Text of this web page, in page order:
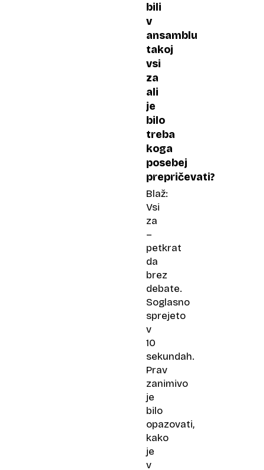
bili
v
ansamblu
takoj
vsi
za
ali
je
bilo
treba
koga
posebej
prepričevati?
Blaž:
Vsi
za
–
petkrat
da
brez
debate.
Soglasno
sprejeto
v
10
sekundah.
Prav
zanimivo
je
bilo
opazovati,
kako
je
v